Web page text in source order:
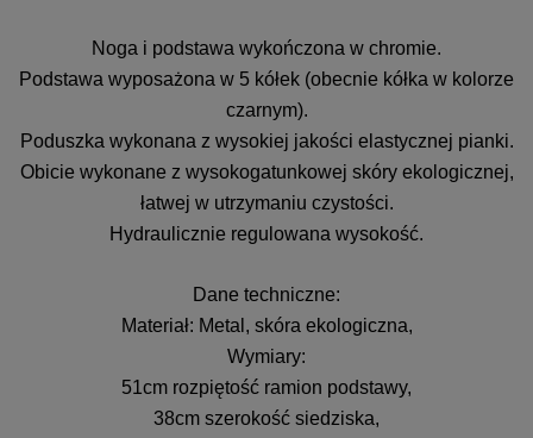
Noga i podstawa wykończona w chromie.
Podstawa wyposażona w 5 kółek (obecnie kółka w kolorze
czarnym).
Poduszka wykonana z wysokiej jakości elastycznej pianki.
Obicie wykonane z wysokogatunkowej skóry ekologicznej,
łatwej w utrzymaniu czystości.
Hydraulicznie regulowana wysokość.
Dane techniczne:
Materiał: Metal, skóra ekologiczna,
Wymiary:
51cm rozpiętość ramion podstawy,
38cm szerokość siedziska,